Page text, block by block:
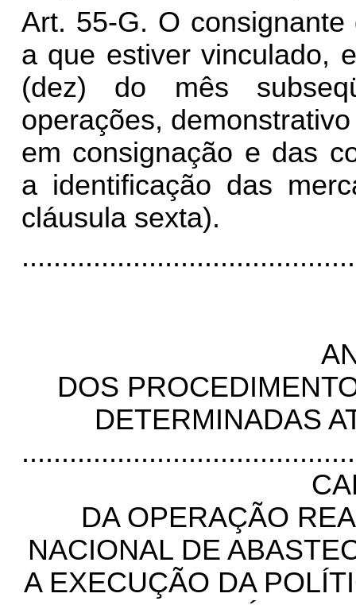
Art. 55-G. O
a que estiver vinculado,
(dez) do mês
operações,
em consignação e das
a identificação das
cláusula sexta).
DOS
DETERMINADAS
DA OPERAÇÃO
NACIONAL DE
A EXECUÇÃO DA